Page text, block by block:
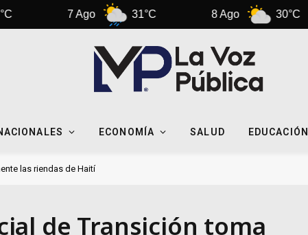
31°C 30°C
ECONOMÍA SALUD EDUCACIÓN
las riendas de Haití
de Transición toma